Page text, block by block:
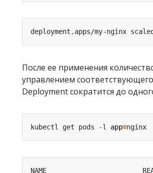
После ее применения
управлением
Deployment сократится до
kubectl get pods -l app=